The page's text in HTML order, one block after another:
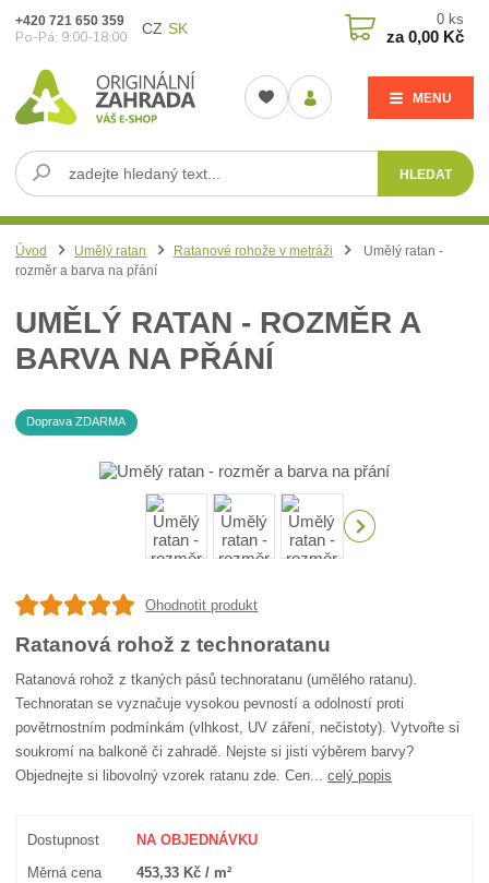
CZ SK
MENU
HLEDAT
+420 721 650 359
Po-Pá: 9:00-18:00
0 ks
za0,00 Kč
Úvod Umělý ratan Ratanové rohože v metráži
Umělý ratan -
rozměr a barva na přání
UMĚLÝ RATAN - ROZMĚR A
BARVA NA PŘÁNÍ
Doprava ZDARMA
Ohodnotit produkt
Ratanová rohož z technoratanu
Ratanová rohož z tkaných pásů technoratanu (umělého ratanu).
Technoratan se vyznačuje vysokou pevností a odolností proti
povětrnostním podmínkám (vlhkost, UV záření, nečistoty). Vytvořte si
soukromí na balkoně či zahradě. Nejste si jisti výběrem barvy?
Objednejte si libovolný vzorek ratanu zde. Cen...celý popis
Dostupnost NA OBJEDNÁVKU
Měrná cena 453,33 Kč / m²